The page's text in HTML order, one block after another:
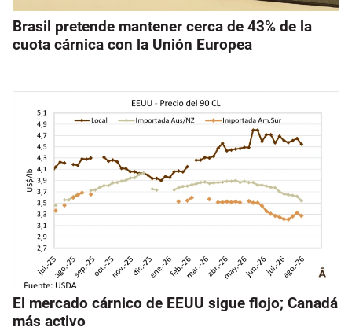
Brasil pretende mantener cerca de 43% de la
cuota cárnica con la Unión Europea
El mercado cárnico de EEUU sigue flojo; Canadá
más activo